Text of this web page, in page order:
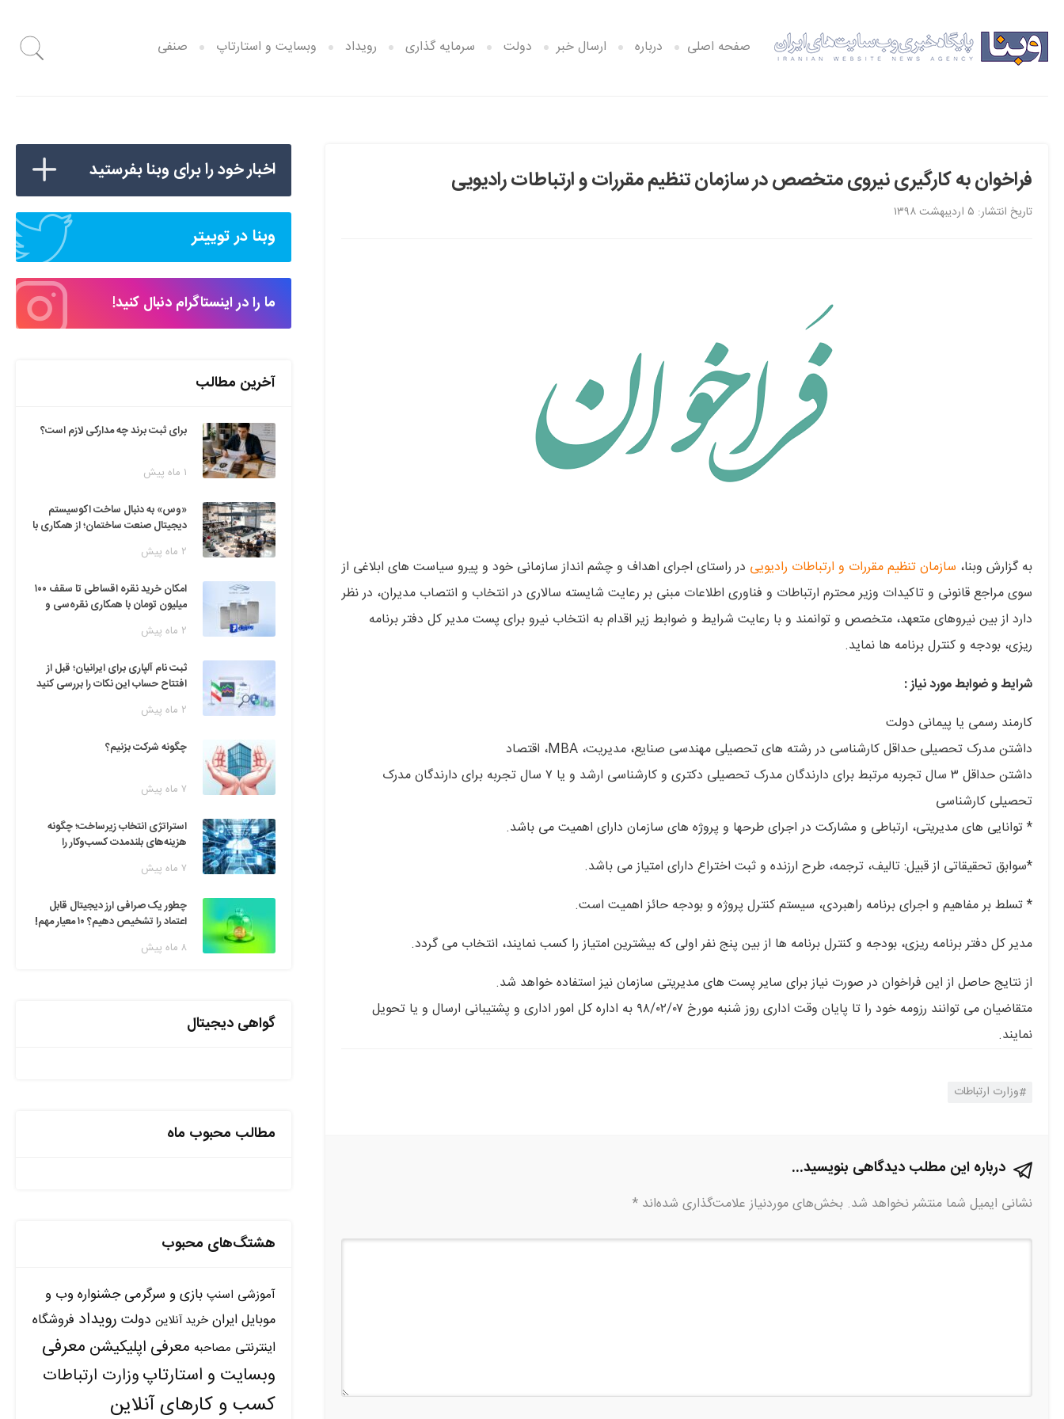
صفحه اصلی درباره ارسال خبر دولت سرمایه گذاری رویداد وبسایت و استارتاپ صنفی
فراخوان به کارگیری نیروی متخصص در سازمان تنظیم مقررات و ارتباطات رادیویی
تاریخ انتشار: ۵ اردیبهشت ۱۳۹۸
به گزارش وبنا، سازمان تنظیم مقررات و ارتباطات رادیویی در راستای اجرای اهداف و چشم‏ انداز سازمانی خود و پیرو سیاست‏ های ابلاغی از
سوی مراجع قانونی و تاکیدات وزیر محترم ارتباطات و فناوری اطلاعات مبنی بر رعایت شایسته سالاری در انتخاب و انتصاب مدیران، در نظر
دارد از بین نیروهای متعهد، متخصص و توانمند و با رعایت شرایط و ضوابط زیر اقدام به انتخاب نیرو برای پست مدیر کل دفتر برنامه‏
ریزی، بودجه و کنترل برنامه‏ ها نماید.
شرایط و ضوابط مورد نیاز :
کارمند رسمی یا پیمانی دولت
داشتن مدرک تحصیلی حداقل کارشناسی در رشته‏ های تحصیلی مهندسی صنایع، مدیریت، MBA، اقتصاد
داشتن حداقل ۳ سال تجربه مرتبط برای دارندگان مدرک تحصیلی دکتری و کارشناسی ارشد و یا ۷ سال تجربه برای دارندگان مدرک
تحصیلی کارشناسی
* توانایی‏ های مدیریتی، ارتباطی و مشارکت در اجرای طرح‏ها و پروژه‏ های سازمان دارای اهمیت می‏ باشد.
*سوابق تحقیقاتی از قبیل: تالیف، ترجمه، طرح ارزنده و ثبت اختراع دارای امتیاز می‏ باشد.
* تسلط بر مفاهیم و اجرای برنامه راهبردی، سیستم کنترل پروژه و بودجه‏ حائز اهمیت است.
مدیر کل دفتر برنامه ریزی، بودجه و کنترل برنامه ها از بین پنج نفر اولی که بیشترین امتیاز را کسب نمایند، انتخاب می‏ گردد.
از نتایج حاصل از این فراخوان در صورت نیاز برای سایر پست های مدیریتی سازمان نیز استفاده خواهد شد.
متقاضیان می توانند رزومه خود را تا پایان وقت اداری روز شنبه مورخ ۹۸/۰۲/۰۷ به اداره کل امور اداری و پشتیبانی ارسال و یا تحویل
نمایند.
وزارت ارتباطات
درباره این مطلب دیدگاهی بنویسید...
نشانی ایمیل شما منتشر نخواهد شد. بخش‌های موردنیاز علامت‌گذاری شده‌اند *
اخبار خود را برای وبنا بفرستید
وبنا در توییتر
ما را در اینستاگرام دنبال کنید!
آخرین مطالب
برای ثبت برند چه مدارکی لازم است؟
۱ ماه پیش
«وس» به دنبال ساخت اکوسیستم
دیجیتال صنعت ساختمان؛ از همکاری با
فناوری۲ ماه پیش
امکان خرید نقره اقساطی تا سقف ۱۰۰
میلیون تومان با همکاری نقره‌سی و
۲ ماه پیش
ثبت نام آلپاری برای ایرانیان؛ قبل از
افتتاح حساب این نکات را بررسی کنید
۲ ماه پیش
چگونه شرکت بزنیم؟
۷ ماه پیش
استراتژی انتخاب زیرساخت؛ چگونه
هزینه‌های بلندمدت کسب‌وکار را
۷ ماه پیش
چطور یک صرافی ارز دیجیتال قابل
اعتماد را تشخیص دهیم؟ ۱۰ معیار مهم!
۸ ماه پیش
گواهی دیجیتال
مطالب محبوب ماه
هشتگ‌های محبوب
آموزشی اسنپ بازی و سرگرمی جشنواره وب و
موبایل ایران خرید آنلاین دولت رویداد فروشگاه
اینترنتی مصاحبه معرفی اپلیکیشن معرفی
وبسایت و استارتاپوزارت ارتباطات
کسب و کارهای آنلاین